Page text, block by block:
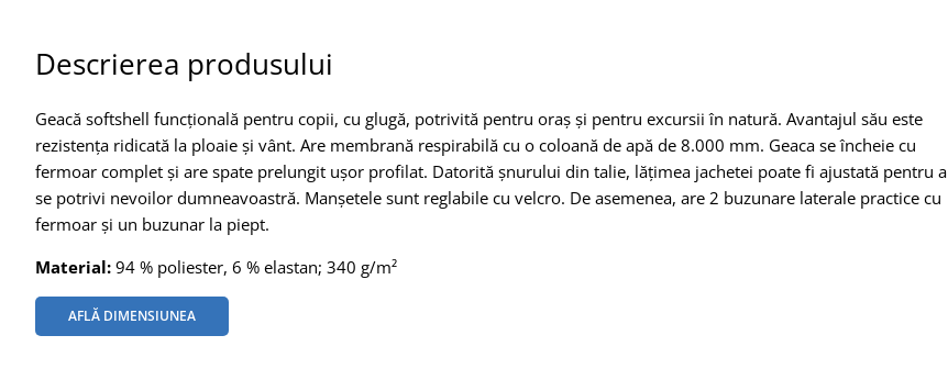
Descrierea produsului
Geacă softshell funcțională pentru copii, cu glugă, potrivită pentru oraș și pentru excursii în natură. Avantajul său este
rezistența ridicată la ploaie și vânt. Are membrană respirabilă cu o coloană de apă de 8.000 mm. Geaca se încheie cu
fermoar complet și are spate prelungit ușor profilat. Datorită șnurului din talie, lățimea jachetei poate fi ajustată pentru a
se potrivi nevoilor dumneavoastră. Manșetele sunt reglabile cu velcro. De asemenea, are 2 buzunare laterale practice cu
fermoar și un buzunar la piept.
Material: 94 % poliester, 6 % elastan; 340 g/m²
AFLĂ DIMENSIUNEA